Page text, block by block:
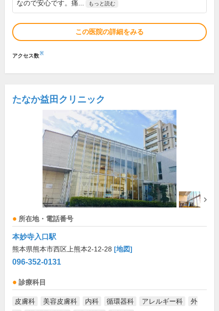
なので安心です。痛...
もっと読む
この医院の詳細をみる
アクセス数※
たなか益田クリニック
所在地・電話番号
本妙寺入口駅
熊本県熊本市西区上熊本2-12-28 [地図]
096-352-0131
診療科目
皮膚科 美容皮膚科 内科 循環器科 アレルギー科
外